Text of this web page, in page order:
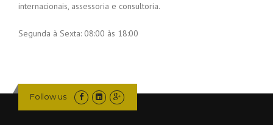
internacionais, assessoria e consultoria.
Segunda à Sexta: 08:00 às 18:00
Follow us